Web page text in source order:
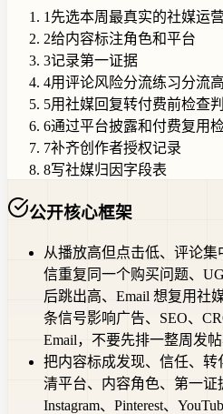
1 先选本周最真实的社媒运
2给内容标注角色和平台
3记录第一证据
4用评论风险分流练习分流
5用社媒回复转付费前检查
6通过平台披露和付费复用
7补齐创作者授权记录
8写社媒归因字段表
公开核心框架
从播放高但点击低、评论
信重复同一个购买问题、
后跳出高、Email 想复用社
条信号影响广告、SEO、
Email，不要先排一整周发帖
把内容标成发现、信任、
清平台、内容角色、第一证
Instagram、Pinterest、